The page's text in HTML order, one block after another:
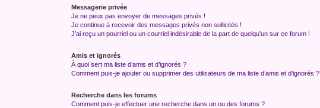
Messagerie privée
Je ne peux pas envoyer de messages privés !
Je continue à recevoir des messages privés non sollicités !
J’ai reçu un pourriel ou un courriel indésirable de la part de quelqu’un sur ce forum !
Amis et ignorés
À quoi sert ma liste d’amis et d’ignorés ?
Comment puis-je ajouter ou supprimer des utilisateurs de ma liste d’amis et d’ignorés ?
Recherche dans les forums
Comment puis-je effectuer une recherche dans un ou des forums ?